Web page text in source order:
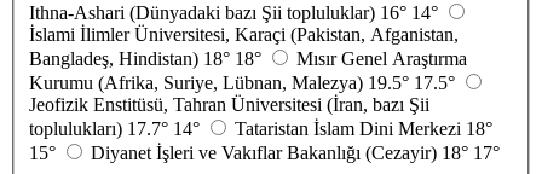
Ithna-Ashari (Dünyadaki bazı Şii topluluklar) 16° 14°
İslami İlimler Üniversitesi, Karaçi (Pakistan, Afganistan,
Bangladeş, Hindistan) 18° 18°
Mısır Genel Araştırma
Kurumu (Afrika, Suriye, Lübnan, Malezya) 19.5° 17.5°
Jeofizik Enstitüsü, Tahran Üniversitesi (İran, bazı Şii
toplulukları) 17.7° 14° Tataristan İslam Dini Merkezi 18°
15°
Diyanet İşleri ve Vakıflar Bakanlığı (Cezayir) 18° 17°